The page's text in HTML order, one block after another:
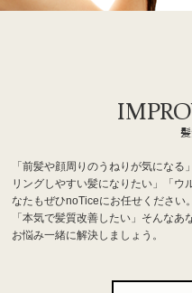
「前髪や顔周りのうねりが気にな
リングしやすい髪になりたい」「
なたもぜひnoTiceにお任せください。
「本気で髪質改善したい」そんな
お悩み一緒に解決しましょう。